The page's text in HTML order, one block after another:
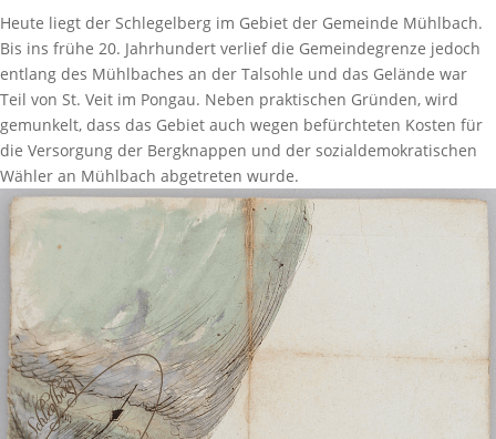
Heute liegt der Schlegelberg im Gebiet der Gemeinde Mühlbach.
Bis ins frühe 20. Jahrhundert verlief die Gemeindegrenze jedoch
entlang des Mühlbaches an der Talsohle und das Gelände war
Teil von St. Veit im Pongau. Neben praktischen Gründen, wird
gemunkelt, dass das Gebiet auch wegen befürchteten Kosten für
die Versorgung der Bergknappen und der sozialdemokratischen
Wähler an Mühlbach abgetreten wurde.